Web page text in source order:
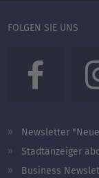
FOLGEN SIE UNS
Newsletter
Stadtanzeiger
Business